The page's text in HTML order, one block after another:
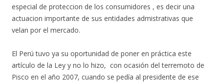
especial de proteccion de los consumidores , es decir una
actuacion importante de sus entidades admistrativas que
velan por el mercado.
El Perú tuvo ya su oportunidad de poner en práctica este
artículo de la Ley y no lo hizo, con ocasión del terremoto de
Pisco en el año 2007, cuando se pedía al presidente de ese